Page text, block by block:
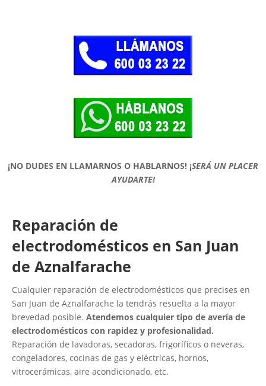
¡NO DUDES EN LLAMARNOS O HABLARNOS! ¡SERÁ UN PLACER
AYUDARTE!
Reparación de
electrodomésticos en San Juan
de Aznalfarache
Cualquier reparación de electrodomésticos que precises en
San Juan de Aznalfarache la tendrás resuelta a la mayor
brevedad posible. Atendemos cualquier tipo de avería de
electrodomésticos con rapidez y profesionalidad.
Reparación de lavadoras, secadoras, frigoríficos o neveras,
congeladores, cocinas de gas y eléctricas, hornos,
vitrocerámicas, aire acondicionado, etc.